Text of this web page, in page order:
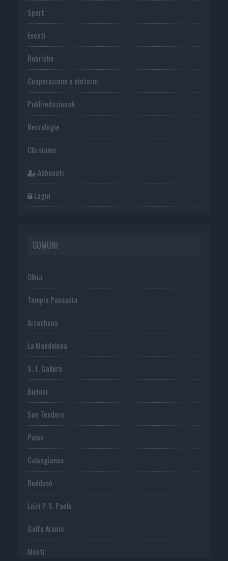
Sport
Eventi
Rubriche
Cooperazione e dintorni
Publiredazionali
Necrologie
Chi siamo
Abbonati
Login
COMUNI
Olbia
Tempio Pausania
Arzachena
La Maddalena
S. T. Gallura
Budoni
San Teodoro
Palau
Calangianus
Buddusò
Loiri P. S. Paolo
Golfo Aranci
Monti